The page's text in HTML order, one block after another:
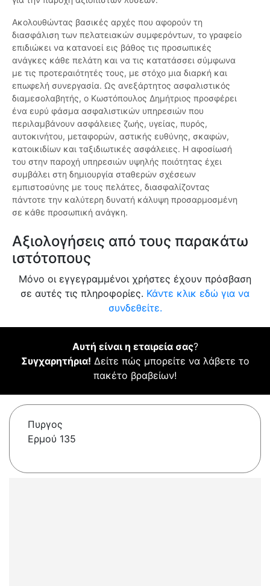
Ακολουθώντας βασικές αρχές που αφορούν τη
διασφάλιση των πελατειακών συμφερόντων, το γραφείο
επιδιώκει να κατανοεί εις βάθος τις προσωπικές
ανάγκες κάθε πελάτη και να τις κατατάσσει σύμφωνα
με τις προτεραιότητές τους, με στόχο μια διαρκή και
επωφελή συνεργασία. Ως ανεξάρτητος ασφαλιστικός
διαμεσολαβητής, ο Κωστόπουλος Δημήτριος προσφέρει
ένα ευρύ φάσμα ασφαλιστικών υπηρεσιών που
περιλαμβάνουν ασφάλειες ζωής, υγείας, πυρός,
αυτοκινήτου, μεταφορών, αστικής ευθύνης, σκαφών,
κατοικιδίων και ταξιδιωτικές ασφάλειες. Η αφοσίωσή
του στην παροχή υπηρεσιών υψηλής ποιότητας έχει
συμβάλει στη δημιουργία σταθερών σχέσεων
εμπιστοσύνης με τους πελάτες, διασφαλίζοντας
πάντοτε την καλύτερη δυνατή κάλυψη προσαρμοσμένη
σε κάθε προσωπική ανάγκη.
Αξιολογήσεις από τους παρακάτω
ιστότοπους
Μόνο οι εγγεγραμμένοι χρήστες έχουν πρόσβαση
σε αυτές τις πληροφορίες. Κάντε κλικ εδώ για να
συνδεθείτε.
Αυτή είναι η εταιρεία σας?
Συγχαρητήρια! Δείτε πώς μπορείτε να λάβετε το
πακέτο βραβείων!
Πυργος
Ερμού 135